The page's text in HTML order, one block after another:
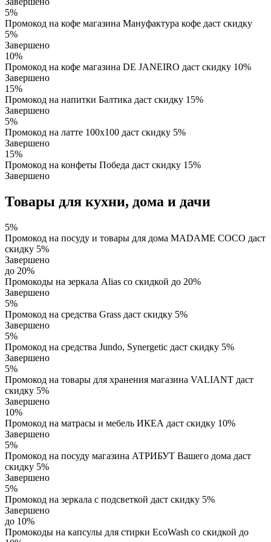
5%
Промокод на кофе магазина Мaнуфактура кофе даст скидку
5%
Завершено
10%
Промокод на кофе магазина DE JANEIRO даст скидку 10%
Завершено
15%
Промокод на напитки Балтика даст скидку 15%
Завершено
5%
Промокод на латте 100х100 даст скидку 5%
Завершено
15%
Промокод на конфеты Победа даст скидку 15%
Завершено
Товары для кухни, дома и дачи
5%
Промокод на посуду и товары для дома MADAME COCO даст
скидку 5%
Завершено
до 20%
Промокоды на зеркала Alias со скидкой до 20%
Завершено
5%
Промокод на средства Grass даст скидку 5%
Завершено
5%
Промокод на средства Jundo, Synergetic даст скидку 5%
Завершено
5%
Промокод на товары для хранения магазина VALIANT даст
скидку 5%
Завершено
10%
Промокод на матрасы и мебель ИКЕА даст скидку 10%
Завершено
5%
Промокод на посуду магазина АТРИБУТ Вашего дома даст
скидку 5%
Завершено
5%
Промокод на зеркала с подсветкой даст скидку 5%
Завершено
до 10%
Промокоды на капсулы для стирки EcoWash со скидкой до